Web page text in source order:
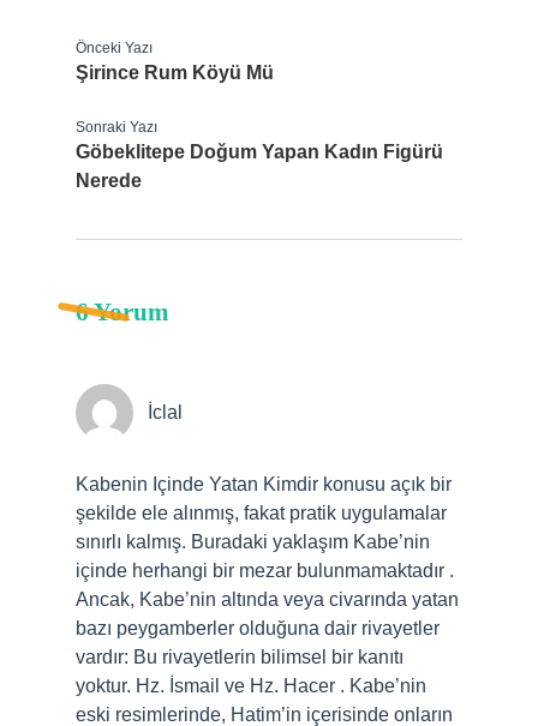
Önceki Yazı
Şirince Rum Köyü Mü
Sonraki Yazı
Göbeklitepe Doğum Yapan Kadın Figürü
Nerede
6 Yorum
İclal
Kabenin Içinde Yatan Kimdir konusu açık bir
şekilde ele alınmış, fakat pratik uygulamalar
sınırlı kalmış. Buradaki yaklaşım Kabe’nin
içinde herhangi bir mezar bulunmamaktadır .
Ancak, Kabe’nin altında veya civarında yatan
bazı peygamberler olduğuna dair rivayetler
vardır: Bu rivayetlerin bilimsel bir kanıtı
yoktur. Hz. İsmail ve Hz. Hacer . Kabe’nin
eski resimlerinde, Hatim’in içerisinde onların